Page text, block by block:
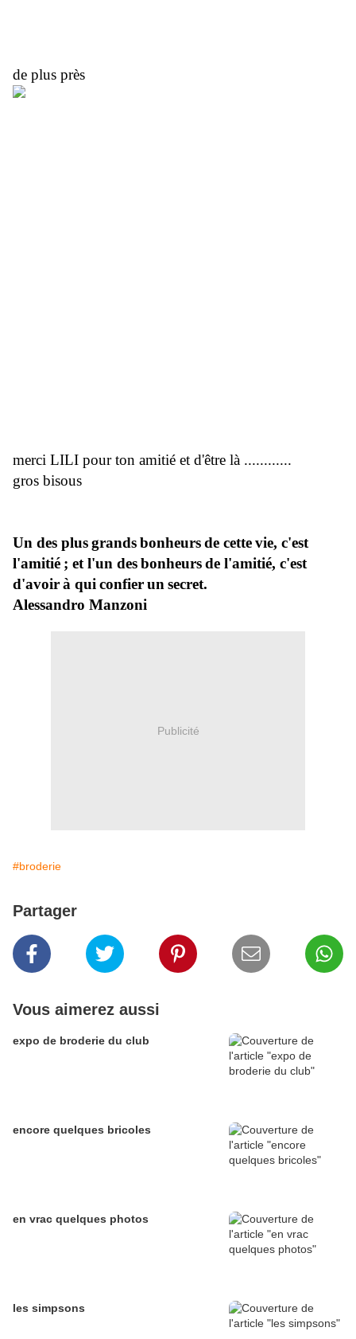
de plus près
merci LILI pour ton amitié et d'être là ............
gros bisous
Un des plusgrandsbonheursde cettevie, c'est
l'amitié ; et l'un desbonheursde l'amitié, c'est
d'avoirà qui confierun secret.
Alessandro Manzoni
Publicité
#broderie
Partager
Vous aimerez aussi
expo de broderie du club
encore quelques bricoles
en vrac quelques photos
les simpsons